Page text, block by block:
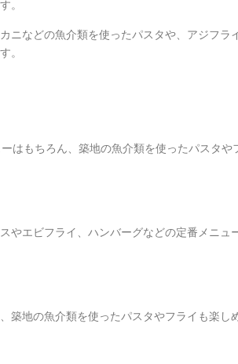
。
ニなどの魚介類を使ったパスタや、アジフラ
。
はもちろん、築地の魚介類を使ったパスタや
やエビフライ、ハンバーグなどの定番メニュ
築地の魚介類を使ったパスタやフライも楽し